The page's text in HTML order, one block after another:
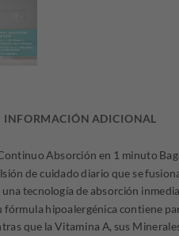
INFORMACIÓN ADICIONAL
Absorción en 1 minuto
de cuidado diario que se
tecnología de absorción
fórmula hipoalergénica contiene
que la Vitamina A, sus